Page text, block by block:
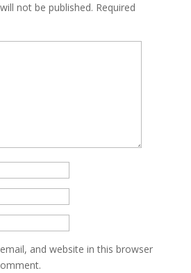
not be published. Required
and website in this browser